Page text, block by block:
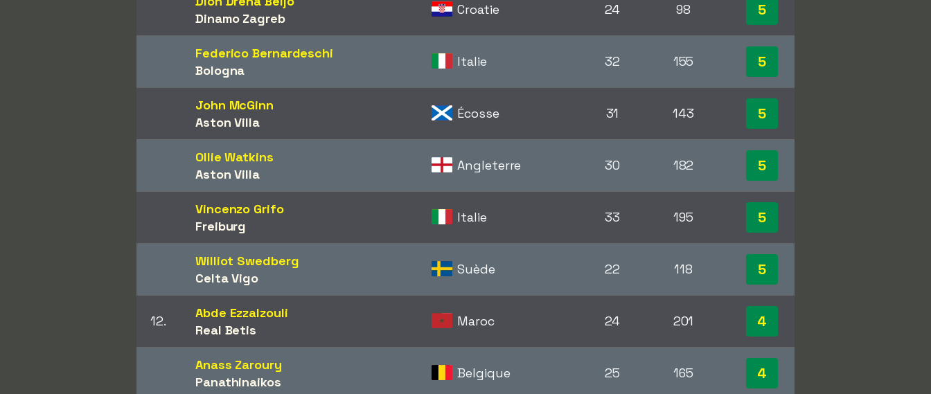
Dinamo Zagreb
Croatie 24 98 5
Federico Bernardeschi
Bologna
Italie 32 155 5
John McGinn
Aston Villa
Écosse 31 143 5
Ollie Watkins
Aston Villa
Angleterre 30 182 5
Vincenzo Grifo
Freiburg
Italie 33 195 5
Williot Swedberg
Celta Vigo
Suède 22 118 5
12.
Abde Ezzalzouli
Real Betis
Maroc 24 201 4
Anass Zaroury
Panathinaikos
Belgique 25 165 4